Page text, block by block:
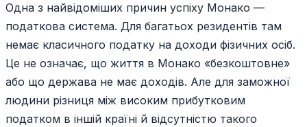
Одна з найвідоміших причин успіху Монако —
податкова система. Для багатьох резидентів там
немає класичного податку на доходи фізичних осіб.
Це не означає, що життя в Монако «безкоштовне»
або що держава не має доходів. Але для заможної
людини різниця між високим прибутковим
податком в іншій країні й відсутністю такого